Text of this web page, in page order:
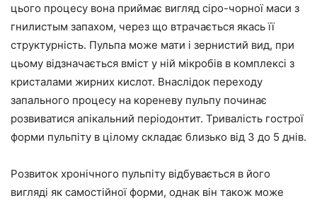
цього процесу вона приймає вигляд сіро-чорної маси з
гнилистым запахом, через що втрачається якась її
структурність. Пульпа може мати і зернистий вид, при
цьому відзначається вміст у ній мікробів в комплексі з
кристалами жирних кислот. Внаслідок переходу
запального процесу на кореневу пульпу починає
розвиватися апікальний періодонтит. Тривалість гострої
форми пульпіту в цілому складає близько від 3 до 5 днів.
Розвиток хронічного пульпіту відбувається в його
вигляді як самостійної форми, однак він також може